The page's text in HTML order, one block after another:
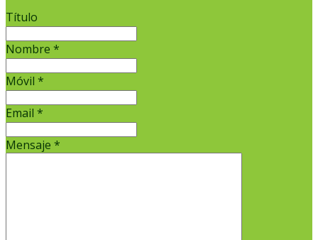
Título
Nombre *
Móvil *
Email *
Mensaje *